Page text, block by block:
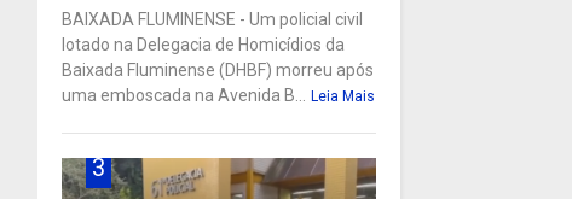
BAIXADA FLUMINENSE - Um policial civil
lotado na Delegacia de Homicídios da
Baixada Fluminense (DHBF) morreu após
uma emboscada na Avenida B...
Leia Mais
3